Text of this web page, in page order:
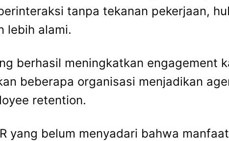
tanpa tekanan pekerjaan,
lebih alami.
berhasil meningkatkan engagement
beberapa organisasi menjadikan
retention.
yang belum menyadari bahwa